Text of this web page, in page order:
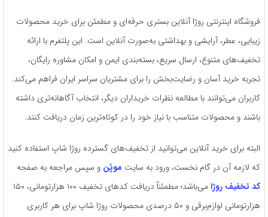
فروشگاه اینترنتی روژا آنلاین بستری حرفه‌ای و مطمئن برای خرید محصولات
زیبایی، عطر، آرایشی و بهداشتی به‌صورت آنلاین است. این پلتفرم با ارائه
تخفیف‌های متنوع، ارسال سریع، بسته‌بندی ایمن و امکان مشاوره رایگان،
تجربه خرید آسان و رضایت‌بخش را برای مشتریان سراسر ایران فراهم می‌کند.
کاربران می‌توانند با مطالعه نظرات خریداران دیگر، انتخاب آگاهانه‌تری داشته
باشند و محصولات متناسب با نیاز خود را در کوتاه‌ترین زمان دریافت کنند.
البته برای خرید آنلاین می‌توانید از تخفیف‌های گسترده روژا شاپ استفاده کنید
که لازمه آن در گام نخست، ورود به سایت موپُن و سپس مراجعه به صفحه
کد تخفیف روژا
می‌باشد؛ مطمئناً دریافت کدهای تخفیف ۱۰۰ هزارتومانی، ۱۵۰
هزارتومانی لوازم‌برقی و ۵۰ درصدی محصولات روژا شاپ برای هر کاربری